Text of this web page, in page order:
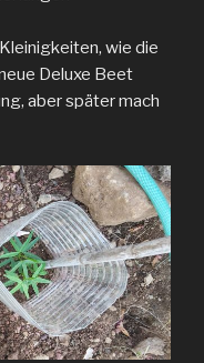
wie die
Deluxe Beet
aber später mach